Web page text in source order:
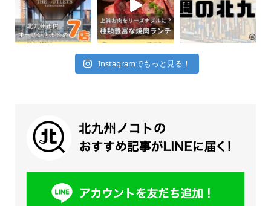
Instagramでもっと見る！